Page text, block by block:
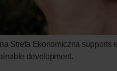
Strefa Ekonomiczna
development.